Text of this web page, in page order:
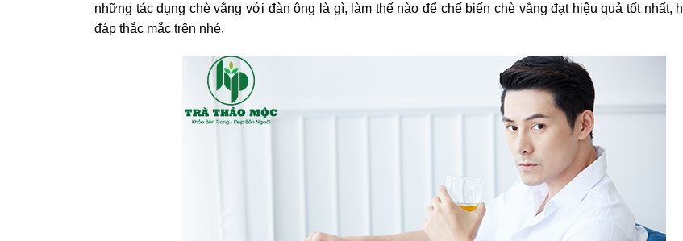
những tác dụng chè vằng với đàn ông là gì, làm thế nào để chế biến chè vằng đạt hiệu quả tốt nhất,
đáp thắc mắc trên nhé.